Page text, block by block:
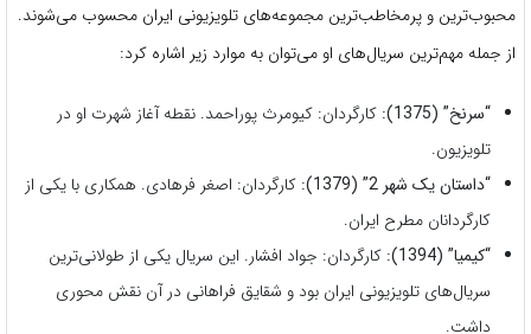
محبوب‌ترین و پرمخاطب‌ترین مجموعه‌های تلویزیونی ایران محسوب می‌شوند.
از جمله مهم‌ترین سریال‌های او می‌توان به موارد زیر اشاره کرد:
“سرنخ” (1375):
کارگردان: کیومرث پوراحمد. نقطه آغاز شهرت او در
تلویزیون.
“داستان یک شهر 2” (1379):
کارگردان: اصغر فرهادی. همکاری با یکی از
کارگردانان مطرح ایران.
“کیمیا” (1394):
کارگردان: جواد افشار. این سریال یکی از طولانی‌ترین
سریال‌های تلویزیونی ایران بود و شقایق فراهانی در آن نقش محوری
داشت.